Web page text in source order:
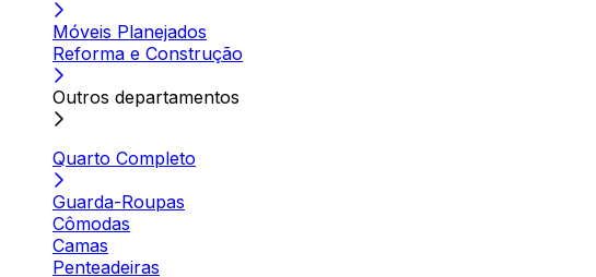
Móveis Planejados
Reforma e Construção
Outros departamentos
Quarto Completo
Guarda-Roupas
Cômodas
Camas
Penteadeiras